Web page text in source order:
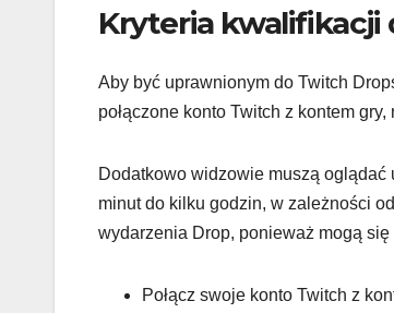
Kryteria kwalifikacji
Aby być uprawnionym do Twitch
połączone konto Twitch z kontem
Dodatkowo widzowie muszą
minut do kilku godzin, w zależności
wydarzenia Drop, ponieważ mogą
Połącz swoje konto Twitch z